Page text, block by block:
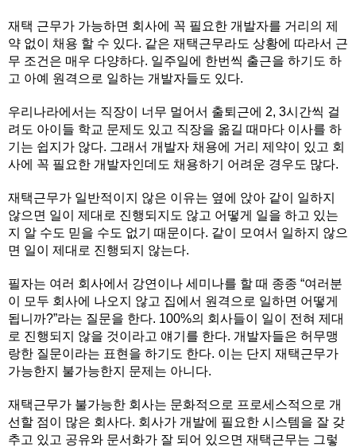
재택 근무가 가능하면 회사에 꼭 필요한 개발자를 거리의 제
약 없이 채용 할 수 있다. 같은 재택근무라도 상황에 따라서 근
무 조건은 매우 다양하다. 일주일에 한번씩 출근을 하기도 하
고 아예 원격으로 일하는 개발자들도 있다.
우리나라에서는 직장이 너무 멀어서 출퇴근에 2, 3시간씩 걸
려도 아이들 학교 문제도 있고 직장을 옮길 때마다 이사를 하
기는 쉽지가 않다. 그래서 개발자 채용에 거리 제약이 있고 회
사에 꼭 필요한 개발자인데도 채용하기 어려운 경우도 많다.
재택근무가 일반적이지 않은 이유는 옆에 앉아 같이 일하지
않으면 일이 제대로 진행되지도 않고 어떻게 일을 하고 있는
지 알 수도 믿을 수도 없기 때문이다. 같이 모여서 일하지 않으
면 일이 제대로 진행되지 않는다.
필자는 여러 회사에서 강연이나 세미나를 할 때 종종 “여러분
이 모두 회사에 나오지 않고 집에서 원격으로 일하면 어떻게
됩니까?”라는 질문을 한다. 100%의 회사들이 일이 전혀 제대
로 진행되지 않을 것이라고 얘기를 한다. 개발자들은 허무맹
랑한 질문이라는 표현을 하기도 한다. 이는 단지 재택근무가
가능한지 불가능한지 문제는 아니다.
재택근무가 불가능한 회사는 문화적으로 프로세스적으로 개
선할 점이 많은 회사다. 회사가 개발에 필요한 시스템을 잘 갖
추고 있고 공유와 문서화가 잘 되어 있으면 재택근무는 그렇